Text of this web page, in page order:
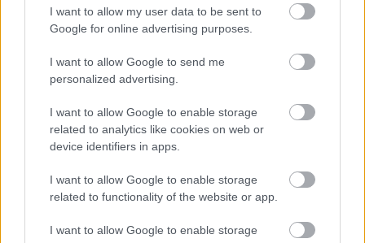
I want to allow my user data to be sent to
Google for online advertising purposes.
I want to allow Google to send me
personalized advertising.
I want to allow Google to enable storage
related to analytics like cookies on web or
device identifiers in apps.
I want to allow Google to enable storage
related to functionality of the website or app.
I want to allow Google to enable storage